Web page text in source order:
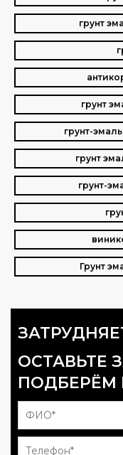
грунт
грунт
грунт-
грунт
грунт-
Грунт
ОСТАВЬТЕ
ПОДБЕРЁМ